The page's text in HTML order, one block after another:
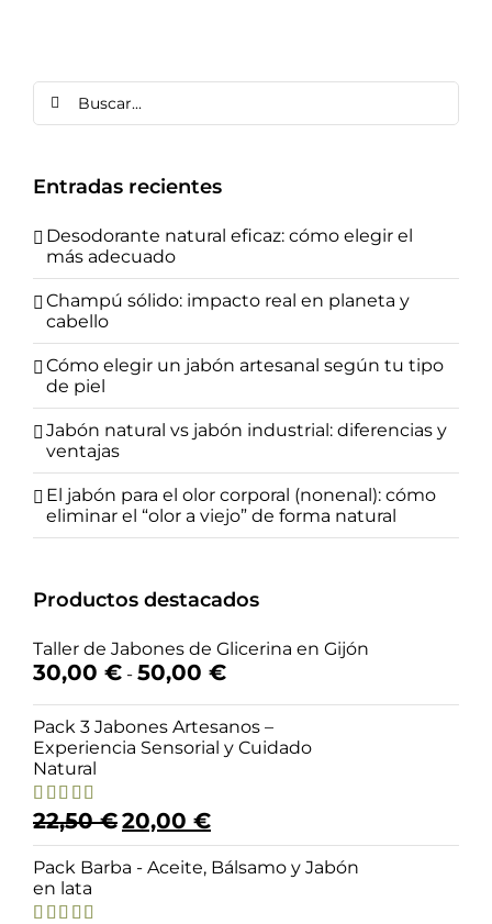
Buscar:
Entradas recientes
Desodorante natural eficaz: cómo elegir el
más adecuado
Champú sólido: impacto real en planeta y
cabello
Cómo elegir un jabón artesanal según tu tipo
de piel
Jabón natural vs jabón industrial: diferencias y
ventajas
El jabón para el olor corporal (nonenal): cómo
eliminar el “olor a viejo” de forma natural
Productos destacados
Taller de Jabones de Glicerina en Gijón
30,00 € - 50,00 €Rango
precios:
desde
30,00 €
Pack 3 Jabones Artesanos –
Experiencia Sensorial y Cuidado
Natural
Valorado
con4.98
22,50€ El
precio
original
era:
20,00 €El
precio
actual
es:
Pack Barba - Aceite, Bálsamo y Jabón
en lata